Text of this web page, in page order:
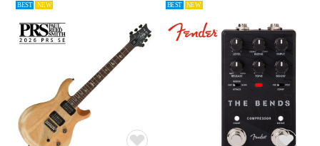
BEST NEW BEST NEW